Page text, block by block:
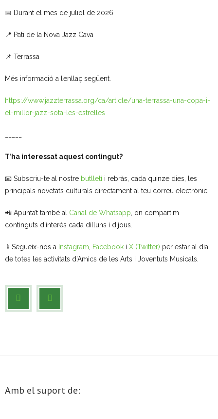
📅 Durant el mes de juliol de 2026
📍 Pati de la Nova Jazz Cava
📌 Terrassa
Més informació a l’enllaç següent.
https://www.jazzterrassa.org/ca/article/una-terrassa-una-copa-i-
el-millor-jazz-sota-les-estrelles
T’ha interessat aquest contingut?
📧 Subscriu-te al nostre butlletí i rebràs, cada quinze dies, les
principals novetats culturals directament al teu correu electrònic.
📲 Apunta’t també al Canal de Whatsapp , on compartim
continguts d’interès cada dilluns i dijous.
📱Segueix-nos a Instagram Facebook i X (Twitter) per estar al dia
de totes les activitats d’Amics de les Arts i Joventuts Musicals.
Amb el suport de: